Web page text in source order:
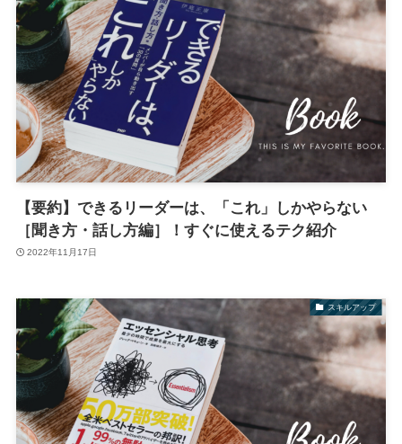
【要約】できるリーダーは、「これ」しかやらない
［聞き方・話し方編］！すぐに使えるテク紹介
2022年11月17日
スキルアップ